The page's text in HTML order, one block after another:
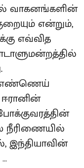
வாகனங்களின்
என்றும்,
எவ்வித
எண்ணெய்
நீரிணையில்
இந்தியாவின்